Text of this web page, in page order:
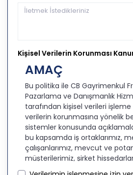
Kişisel Verilerin Korunması
AMAÇ
Bu politika ile CB Gayrimenkul
Pazarlama ve Danışmanlık
tarafından kişisel verileri
verilerin korunmasına yönelik
sistemler konusunda
bu kapsamda iş ortaklarımız,
çalışanlarımız, mevcut ve
müşterilerimiz, şirket